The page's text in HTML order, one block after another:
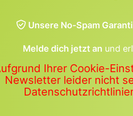
Unsere No-Spam
Melde dich jetzt an und
Ihrer Cookie-
Newsletter leider nicht